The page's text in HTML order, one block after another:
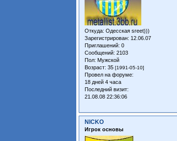
Откуда: Одесская sreet)))
Зарегистрирован: 12.06.07
Приглашений: 0
Сообщений: 2103
Пол: Мужской
Возраст: 35[1991-05-10]
Провел на форуме:
18 дней 4 часа
Последний визит:
21.08.08 22:36:06
NICKO
Игрок основы